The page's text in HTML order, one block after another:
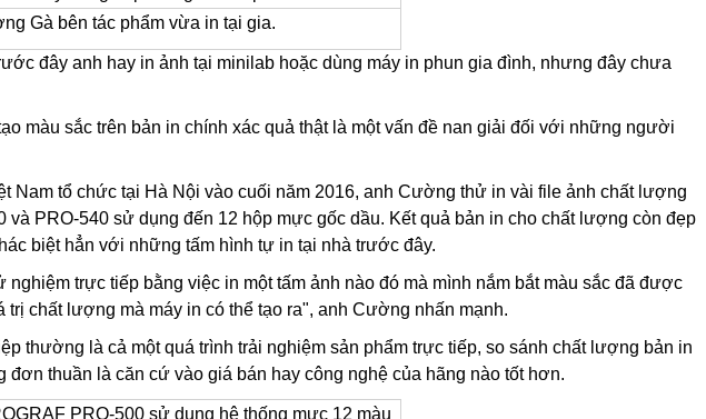
Gà bên tác phẩm vừa in tại gia.
đây anh hay in ảnh tại minilab hoặc dùng máy in phun gia đình, nhưng đây chưa
màu sắc trên bản in chính xác quả thật là một vấn đề nan giải đối với những người
Nam tổ chức tại Hà Nội vào cuối năm 2016, anh Cường thử in vài file ảnh chất lượng
PRO-540 sử dụng đến 12 hộp mực gốc dầu. Kết quả bản in cho chất lượng còn đẹp
biệt hẳn với những tấm hình tự in tại nhà trước đây.
trực tiếp bằng việc in một tấm ảnh nào đó mà mình nắm bắt màu sắc đã được
chất lượng mà máy in có thể tạo ra", anh Cường nhấn mạnh.
thường là cả một quá trình trải nghiệm sản phẩm trực tiếp, so sánh chất lượng bản in
thuần là căn cứ vào giá bán hay công nghệ của hãng nào tốt hơn.